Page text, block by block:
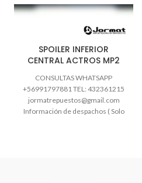
SPOILER INFERIOR
CENTRAL ACTROS MP2
CONSULTAS WHATSAPP
+56991797881 TEL: 432361215
jormatrepuestos@gmail.com
Información de despachos ( Solo